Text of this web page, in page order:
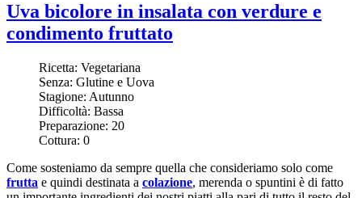
Uva bicolore in insalata con verdure e
condimento fruttato
Ricetta: Vegetariana
Senza: Glutine e Uova
Stagione: Autunno
Difficoltà: Bassa
Preparazione: 20
Cottura: 0
Come sosteniamo da sempre quella che consideriamo solo come
frutta e quindi destinata a colazione, merenda o spuntini è di fatto